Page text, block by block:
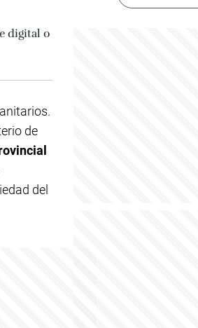
de
del